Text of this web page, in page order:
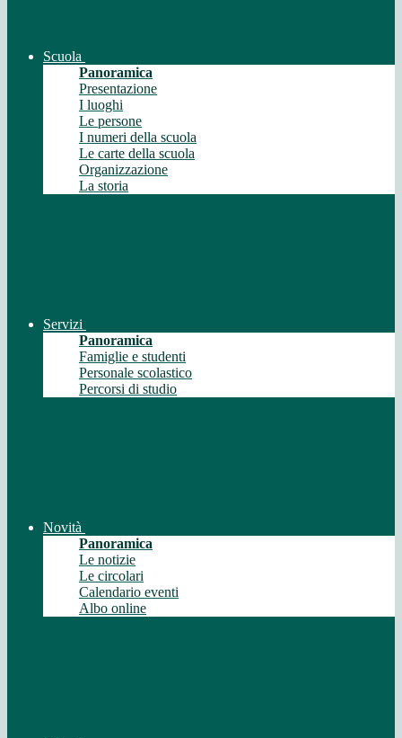
Scuola
Panoramica
Presentazione
I luoghi
Le persone
I numeri della scuola
Le carte della scuola
Organizzazione
La storia
Servizi
Panoramica
Famiglie e studenti
Personale scolastico
Percorsi di studio
Novità
Panoramica
Le notizie
Le circolari
Calendario eventi
Albo online